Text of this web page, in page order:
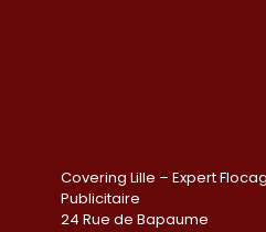
Covering Lille – Expert
Publicitaire
24 Rue de Bapaume